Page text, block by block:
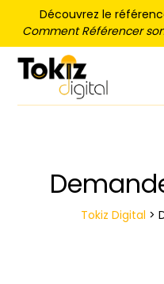
Découvrez le
Comment Référencer
Tokiz Digital >
Panneau de gestion